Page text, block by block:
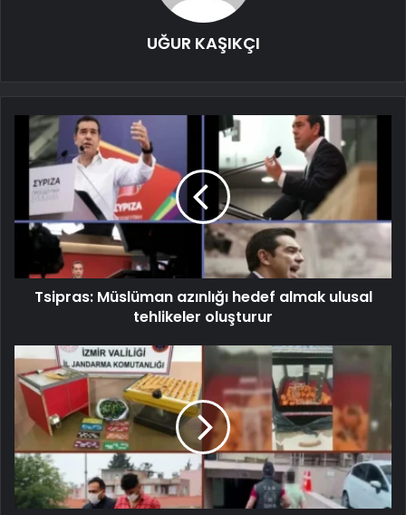
UĞUR KAŞIKÇI
Tsipras: Müslüman azınlığı hedef almak ulusal
tehlikeler oluşturur